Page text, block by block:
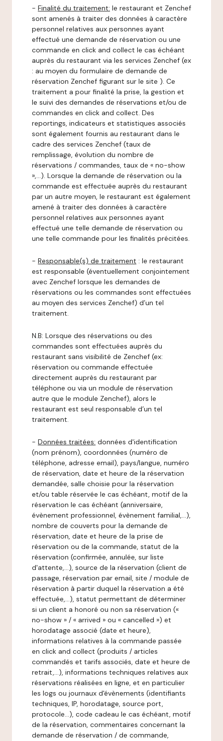
- Finalité du traitement: le restaurant et Zenchef
sont amenés à traiter des données à caractère
personnel relatives aux personnes ayant
effectué une demande de réservation ou une
commande en click and collect le cas échéant
auprès du restaurant via les services Zenchef (ex
: au moyen du formulaire de demande de
réservation Zenchef figurant sur le site ). Ce
traitement a pour finalité la prise, la gestion et
le suivi des demandes de réservations et/ou de
commandes en click and collect. Des
reportings, indicateurs et statistiques associés
sont également fournis au restaurant dans le
cadre des services Zenchef (taux de
remplissage, évolution du nombre de
réservations / commandes, taux de « no-show
»,…). Lorsque la demande de réservation ou la
commande est effectuée auprès du restaurant
par un autre moyen, le restaurant est également
amené à traiter des données à caractère
personnel relatives aux personnes ayant
effectué une telle demande de réservation ou
une telle commande pour les finalités précitées.
- Responsable(s) de traitement : le restaurant
est responsable (éventuellement conjointement
avec Zenchef lorsque les demandes de
réservations ou les commandes sont effectuées
au moyen des services Zenchef) d’un tel
traitement.
N.B: Lorsque des réservations ou des
commandes sont effectuées auprès du
restaurant sans visibilité de Zenchef (ex:
réservation ou commande effectuée
directement auprès du restaurant par
téléphone ou via un module de réservation
autre que le module Zenchef), alors le
restaurant est seul responsable d’un tel
traitement.
- Données traitées: données d'identification
(nom prénom), coordonnées (numéro de
téléphone, adresse email), pays/langue, numéro
de réservation, date et heure de la réservation
demandée, salle choisie pour la réservation
et/ou table réservée le cas échéant, motif de la
réservation le cas échéant (anniversaire,
évènement professionnel, évènement familial,…),
nombre de couverts pour la demande de
réservation, date et heure de la prise de
réservation ou de la commande, statut de la
réservation (confirmée, annulée, sur liste
d'attente,…), source de la réservation (client de
passage, réservation par email, site / module de
réservation à partir duquel la réservation a été
effectuée,…), statut permettant de déterminer
si un client a honoré ou non sa réservation («
no-show » / « arrived » ou « cancelled ») et
horodatage associé (date et heure),
informations relatives à la commande passée
en click and collect (produits / articles
commandés et tarifs associés, date et heure de
retrait,…), informations techniques relatives aux
réservations réalisées en ligne, et en particulier
les logs ou journaux d'évènements (identifiants
techniques, IP, horodatage, source port,
protocole…), code cadeau le cas échéant, motif
de la réservation, commentaires concernant la
demande de réservation / de commande,